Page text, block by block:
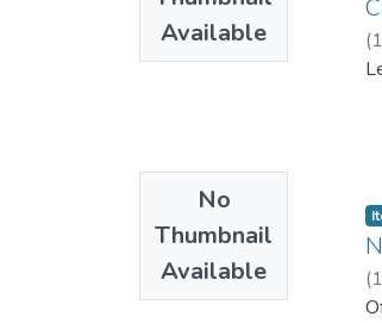
Available
No
Thumbnail
Available
(
(